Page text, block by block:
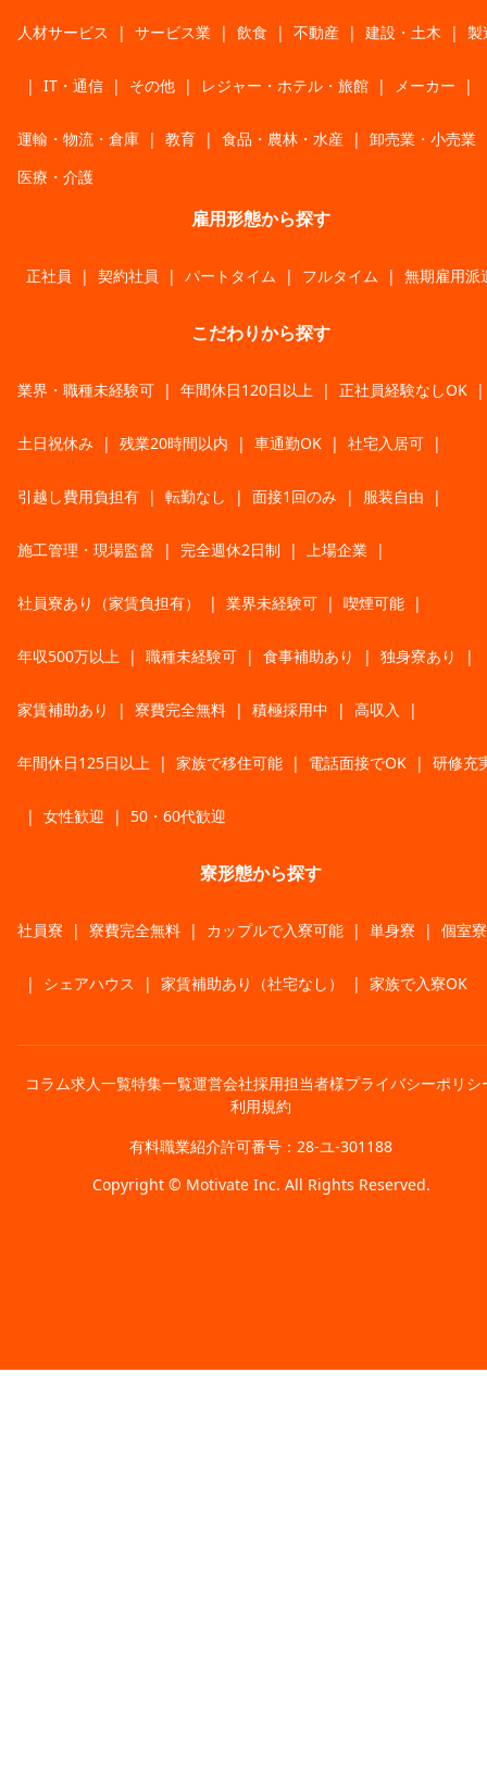
人材サービス | サービス業 | 飲食 | 不動産 | 建設・土木 | 製
| IT・通信 | その他 | レジャー・ホテル・旅館 | メーカー |
運輸・物流・倉庫 | 教育 | 食品・農林・水産 | 卸売業・小売業
医療・介護
雇用形態から探す
正社員 | 契約社員 | パートタイム | フルタイム | 無期雇用派
こだわりから探す
業界・職種未経験可 | 年間休日120日以上 | 正社員経験なしOK |
土日祝休み | 残業20時間以内 | 車通勤OK | 社宅入居可 |
引越し費用負担有 | 転勤なし | 面接1回のみ | 服装自由 |
施工管理・現場監督 | 完全週休2日制 | 上場企業 |
社員寮あり（家賃負担有） | 業界未経験可 | 喫煙可能 |
年収500万以上 | 職種未経験可 | 食事補助あり | 独身寮あり |
家賃補助あり | 寮費完全無料 | 積極採用中 | 高収入 |
年間休日125日以上 | 家族で移住可能 | 電話面接でOK | 研修充
| 女性歓迎 | 50・60代歓迎
寮形態から探す
社員寮 | 寮費完全無料 | カップルで入寮可能 | 単身寮 | 個室寮
| シェアハウス | 家賃補助あり（社宅なし） | 家族で入寮OK
コラム求人一覧特集一覧運営会社採用担当者様プライバシーポリシ
利用規約
有料職業紹介許可番号：28-ユ-301188
Copyright © Motivate Inc. All Rights Reserved.